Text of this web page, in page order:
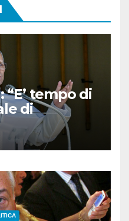
“E’ tempo di
di